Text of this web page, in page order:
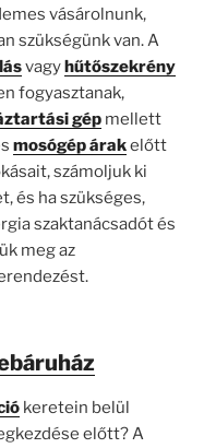
vásárolnunk,
szükségünk van. A
vagy hűtőszekrény
fogyasztanak,
gép mellett
mosógép árakelőtt
számoljuk ki
és ha szükséges,
szaktanácsadót és
meg az
keretein belül
előtt? A